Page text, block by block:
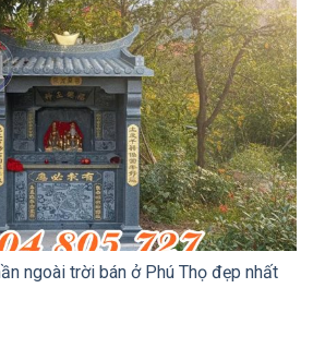
ngoài trời bán ở Phú Thọ đẹp nhất